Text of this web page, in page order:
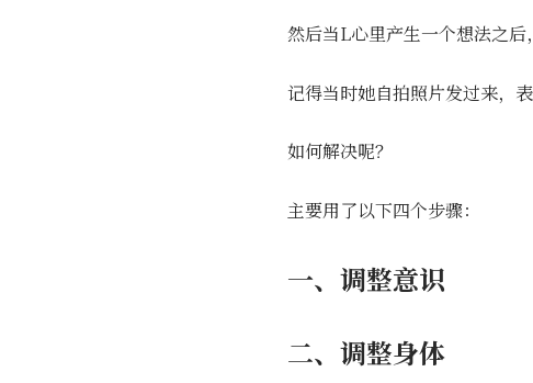
然后当L心里产生一个想法之后
记得当时她自拍照片发过来，
如何解决呢？
主要用了以下四个步骤：
一、调整意识
二、调整身体